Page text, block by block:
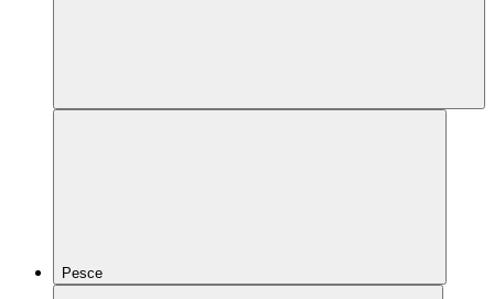
Pesce